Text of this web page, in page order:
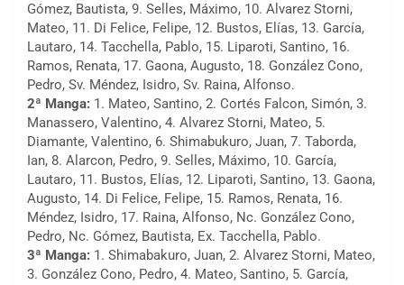
Gómez, Bautista, 9. Selles, Máximo, 10. Alvarez Storni,
Mateo, 11. Di Felice, Felipe, 12. Bustos, Elías, 13. García,
Lautaro, 14. Tacchella, Pablo, 15. Liparoti, Santino, 16.
Ramos, Renata, 17. Gaona, Augusto, 18. González Cono,
Pedro, Sv. Méndez, Isidro, Sv. Raina, Alfonso.
2ª Manga: 1. Mateo, Santino, 2. Cortés Falcon, Simón, 3.
Manassero, Valentino, 4. Alvarez Storni, Mateo, 5.
Diamante, Valentino, 6. Shimabukuro, Juan, 7. Taborda,
Ian, 8. Alarcon, Pedro, 9. Selles, Máximo, 10. García,
Lautaro, 11. Bustos, Elías, 12. Liparoti, Santino, 13. Gaona,
Augusto, 14. Di Felice, Felipe, 15. Ramos, Renata, 16.
Méndez, Isidro, 17. Raina, Alfonso, Nc. González Cono,
Pedro, Nc. Gómez, Bautista, Ex. Tacchella, Pablo.
3ª Manga: 1. Shimabakuro, Juan, 2. Alvarez Storni, Mateo,
3. González Cono, Pedro, 4. Mateo, Santino, 5. García,